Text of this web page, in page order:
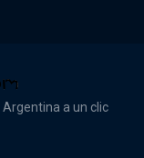
a un clic